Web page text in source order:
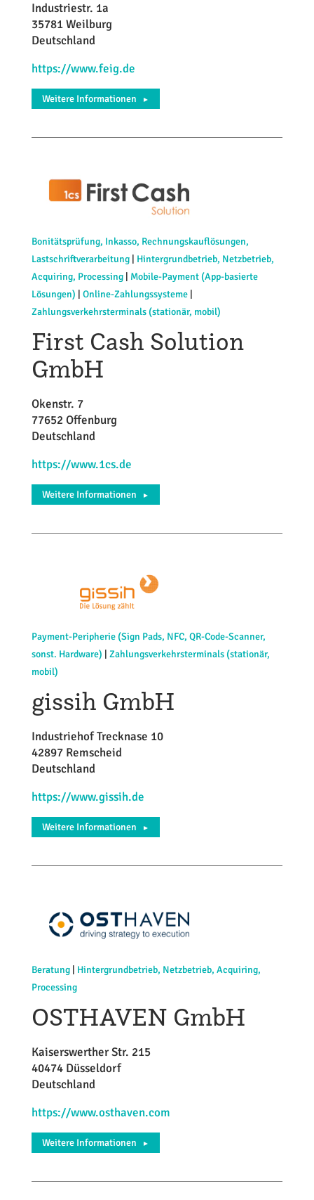
Industriestr. 1a
35781 Weilburg
Deutschland
https://www.feig.de
Weitere Informationen ►
Bonitätsprüfung, Inkasso, Rechnungskauflösungen,
Lastschriftverarbeitung| Hintergrundbetrieb, Netzbetrieb,
Acquiring, Processing| Mobile-Payment (App-basierte
Lösungen)
Online-Zahlungssysteme|
Zahlungsverkehrsterminals (stationär, mobil)
First Cash Solution
GmbH
Okenstr. 7
77652 Offenburg
Deutschland
https://www.1cs.de
Weitere Informationen ►
Payment-Peripherie (Sign Pads, NFC, QR-Code-Scanner,
sonst. Hardware)
Zahlungsverkehrsterminals (stationär,
mobil)
gissih GmbH
Industriehof Trecknase 10
42897 Remscheid
Deutschland
https://www.gissih.de
Weitere Informationen ►
Beratung| Hintergrundbetrieb, Netzbetrieb, Acquiring,
Processing
OSTHAVEN GmbH
Kaiserswerther Str. 215
40474 Düsseldorf
Deutschland
https://www.osthaven.com
Weitere Informationen ►